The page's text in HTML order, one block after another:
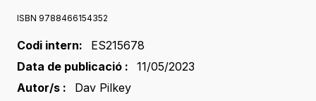
ISBN 9788466154352
Codi intern:
ES215678
Data de publicació :
11/05/2023
Autor/s :
Dav Pilkey